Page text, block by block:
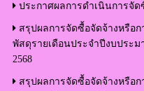
ประกาศผลการดำเนินการจัด
สรุปผลการจัดซื้อจัดจ้างหรือก
พัสดุรายเดือนประจำปีงบประ
2568
สรุปผลการจัดซื้อจัดจ้างหรือก